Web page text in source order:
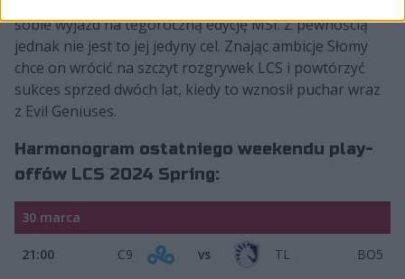
sobie wyjazd na tegoroczną edycję MSI. Z pewnością
jednak nie jest to jej jedyny cel. Znając ambicje Słomy
chce on wrócić na szczyt rozgrywek LCS i powtórzyć
sukces sprzed dwóch lat, kiedy to wznosił puchar wraz
z Evil Geniuses.
Harmonogram ostatniego weekendu play-
offów LCS 2024 Spring:
30 marca
21:00 C9 vs TL BO5